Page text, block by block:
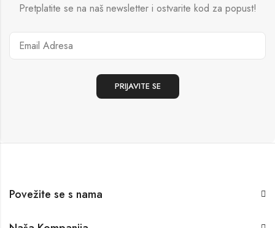
Pretplatite se na naš newsletter i ostvarite kod za popust!
Povežite se s nama